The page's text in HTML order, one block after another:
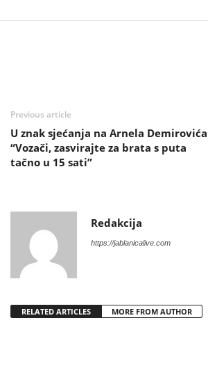
Previous article
U znak sjećanja na Arnela
“Vozači, zasvirajte za brata s puta
tačno u 15 sati”
Redakcija
https://jablanicalive.com
RELATED ARTICLES MORE FROM AUTHOR